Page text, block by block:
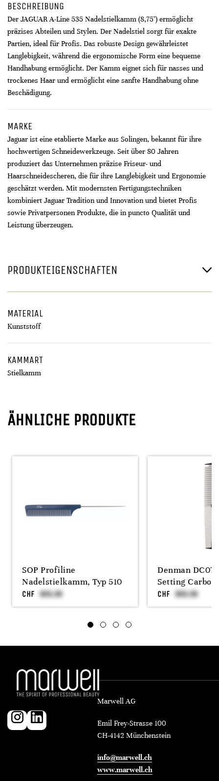
BESCHREIBUNG
Der JAGUAR A-Line 535 Nadelstielkamm (8,75") ermöglicht
präzises Abteilen und Stylen. Der Nadelstiel sorgt für exakte
Partien, ideal für Profis. Das robuste Design gewährleistet
Langlebigkeit, während die ergonomische Form eine bequeme
Handhabung ermöglicht. Der Kamm eignet sich für nasses und
trockenes Haar und ermöglicht eine sanfte Handhabung ohne
Beschädigung.
MARKE
Jaguar ist eine etablierte Marke aus Solingen, bekannt für ihre
hochwertigen Schneidewerkzeuge. Seit über 80 Jahren
produziert das Unternehmen präzise Friseur- und
Haarschneidescheren, die für ihre Langlebigkeit und Ergonomie
geschätzt werden. Mit modernsten Fertigungstechniken
kombiniert Jaguar Tradition und Innovation und bietet Profis
sowie Privatpersonen Produkte, die in puncto Qualität und
Leistung überzeugen.
PRODUKTEIGENSCHAFTEN
MATERIAL
Kunststoff
KAMMART
Stielkamm
ÄHNLICHE PRODUKTE
SOP Profiline
Nadelstielkamm, Typ 510
CHF
Denman DC07
Setting
CHF
Marwell AG
Emil Frey-Strasse 100
CH-4142 Münchenstein
info@marwell.ch
www.marwell.ch